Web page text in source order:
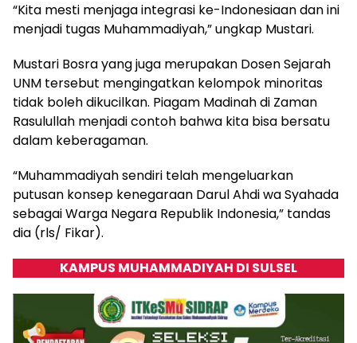
“Kita mesti menjaga integrasi ke-Indonesiaan dan ini
menjadi tugas Muhammadiyah,” ungkap Mustari.
Mustari Bosra yang juga merupakan Dosen Sejarah
UNM tersebut mengingatkan kelompok minoritas
tidak boleh dikucilkan. Piagam Madinah di Zaman
Rasulullah menjadi contoh bahwa kita bisa bersatu
dalam keberagaman.
“Muhammadiyah sendiri telah mengeluarkan
putusan konsep kenegaraan Darul Ahdi wa Syahada
sebagai Warga Negara Republik Indonesia,” tandas
dia (rls/ Fikar).
KAMPUS MUHAMMADIYAH DI SULSEL